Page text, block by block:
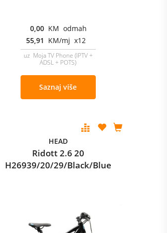
0,00 KM odmah
55,91 KM/mj x12
uz Moja TV Phone (IPTV +
ADSL + POTS)
Saznaj više
HEAD
Ridott 2.6 20
H26939/20/29/Black/Blue